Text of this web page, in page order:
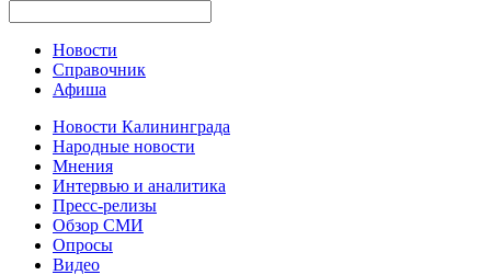
Новости
Справочник
Афиша
Новости Калининграда
Народные новости
Мнения
Интервью и аналитика
Пресс-релизы
Обзор СМИ
Опросы
Видео